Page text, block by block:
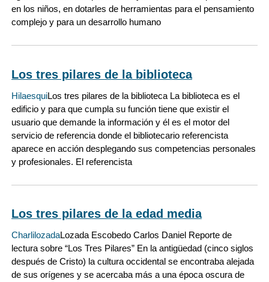
en los niños, en dotarles de herramientas para el pensamiento
complejo y para un desarrollo humano
Los tres pilares de la biblioteca
HilaesquiLos tres pilares de la biblioteca La biblioteca es el
edificio y para que cumpla su función tiene que existir el
usuario que demande la información y él es el motor del
servicio de referencia donde el bibliotecario referencista
aparece en acción desplegando sus competencias personales
y profesionales. El referencista
Los tres pilares de la edad media
CharlilozadaLozada Escobedo Carlos Daniel Reporte de
lectura sobre “Los Tres Pilares” En la antigüedad (cinco siglos
después de Cristo) la cultura occidental se encontraba alejada
de sus orígenes y se acercaba más a una época oscura de